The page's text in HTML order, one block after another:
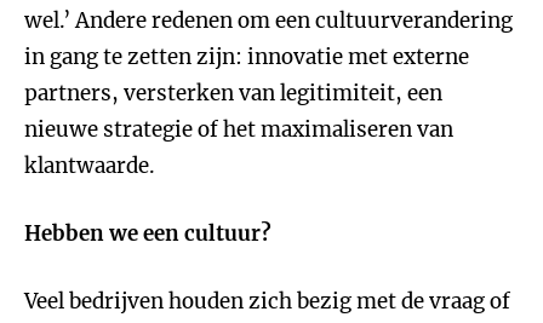
wel.’ Andere redenen om een cultuurverandering
in gang te zetten zijn: innovatie met externe
partners, versterken van legitimiteit, een
nieuwe strategie of het maximaliseren van
klantwaarde.
Hebben we een cultuur?
Veel bedrijven houden zich bezig met de vraag of